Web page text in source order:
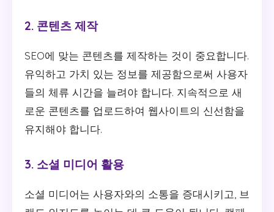
2. 콘텐츠 제작
SEO에 맞는 콘텐츠를 제작하는 것이 중요합니다.
유익하고 가치 있는 정보를 제공함으로써 사용자
들의 체류 시간을 늘려야 합니다. 지속적으로 새
로운 콘텐츠를 업로드하여 웹사이트의 신선함을
유지해야 합니다.
3. 소셜 미디어 활용
소셜 미디어는 사용자와의 소통을 증대시키고, 브